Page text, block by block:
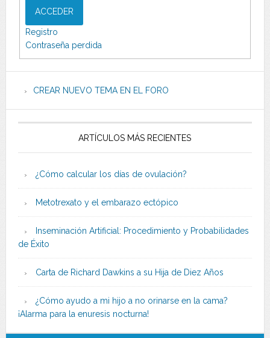
ACCEDER
Registro
Contraseña perdida
CREAR NUEVO TEMA EN EL FORO
ARTÍCULOS MÁS RECIENTES
¿Cómo calcular los días de ovulación?
Metotrexato y el embarazo ectópico
Inseminación Artificial: Procedimiento y Probabilidades
de Éxito
Carta de Richard Dawkins a su Hija de Diez Años
¿Cómo ayudo a mi hijo a no orinarse en la cama?
¡Alarma para la enuresis nocturna!